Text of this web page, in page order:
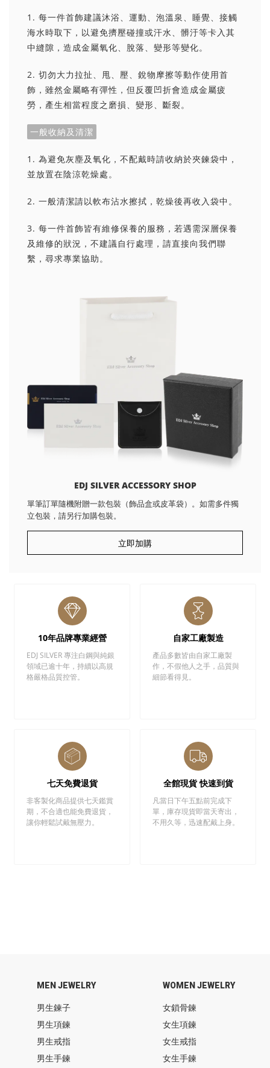
1. 每一件首飾建議沐浴、運動、泡溫泉、睡覺、接觸
海水時取下，以避免擠壓碰撞或汗水、髒汙等卡入其
中縫隙，造成金屬氧化、脫落、變形等變化。
2. 切勿大力拉扯、甩、壓、銳物摩擦等動作使用首
飾，雖然金屬略有彈性，但反覆凹折會造成金屬疲
勞，產生相當程度之磨損、變形、斷裂。
一般收納及清潔
1. 為避免灰塵及氧化，不配戴時請收納於夾鍊袋中，
並放置在陰涼乾燥處。
2. 一般清潔請以軟布沾水擦拭，乾燥後再收入袋中。
3. 每一件首飾皆有維修保養的服務，若遇需深層保養
及維修的狀況，不建議自行處理，請直接向我們聯
繫，尋求專業協助。
EDJ SILVER ACCESSORY SHOP
單筆訂單隨機附贈一款包裝（飾品盒或皮革袋）。如需多件獨
立包裝，請另行加購包裝。
立即加購
10年品牌專業經營
EDJ SILVER 專注白鋼與純銀
領域已逾十年，持續以高規
格嚴格品質控管。
自家工廠製造
產品多數皆由自家工廠製
作，不假他人之手，品質與
細節看得見。
七天免費退貨
非客製化商品提供七天鑑賞
期，不合適也能免費退貨，
讓你輕鬆試戴無壓力。
全館現貨 快速到貨
凡當日下午五點前完成下
單，庫存現貨即當天寄出，
不用久等，迅速配戴上身。
MEN JEWELRY
男生鍊子
男生項鍊
男生戒指
男生手鍊
WOMEN JEWELRY
女鎖骨鍊
女生項鍊
女生戒指
女生手鍊